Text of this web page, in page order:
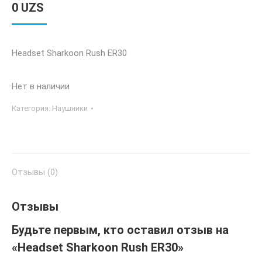
0 UZS
Headset Sharkoon Rush ER30
Нет в наличии
Категория: Наушники
Отзывы (0)
Отзывы
Будьте первым, кто оставил отзыв на
«Headset Sharkoon Rush ER30»